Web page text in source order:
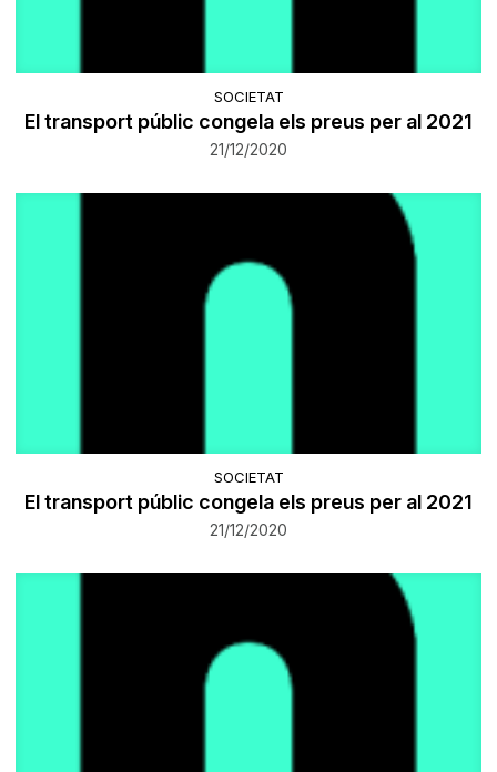
SOCIETAT
El transport públic congela els preus per al 2021
21/12/2020
SOCIETAT
El transport públic congela els preus per al 2021
21/12/2020